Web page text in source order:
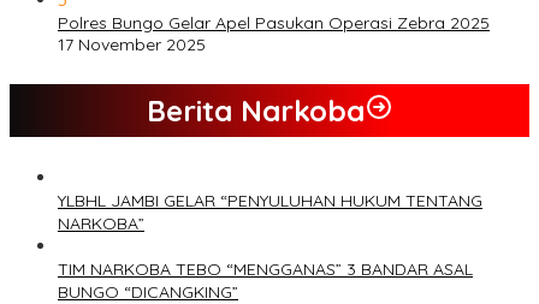
Polres Bungo Gelar Apel Pasukan Operasi Zebra 2025
17 November 2025
Berita Narkoba
YLBHL JAMBI GELAR “PENYULUHAN HUKUM TENTANG
NARKOBA”
TIM NARKOBA TEBO “MENGGANAS” 3 BANDAR ASAL
BUNGO “DICANGKING”